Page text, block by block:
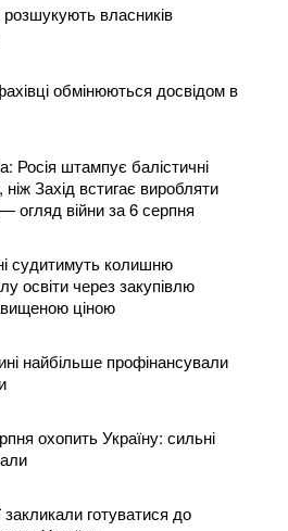
власників
обмінюються досвідом в
Росія штампує балістичні
Захід встигає виробляти
огляд війни за 6 серпня
судитимуть колишню
освіти через закупівлю
ціною
найбільше профінансували
охопить Україну: сильні
готуватися до